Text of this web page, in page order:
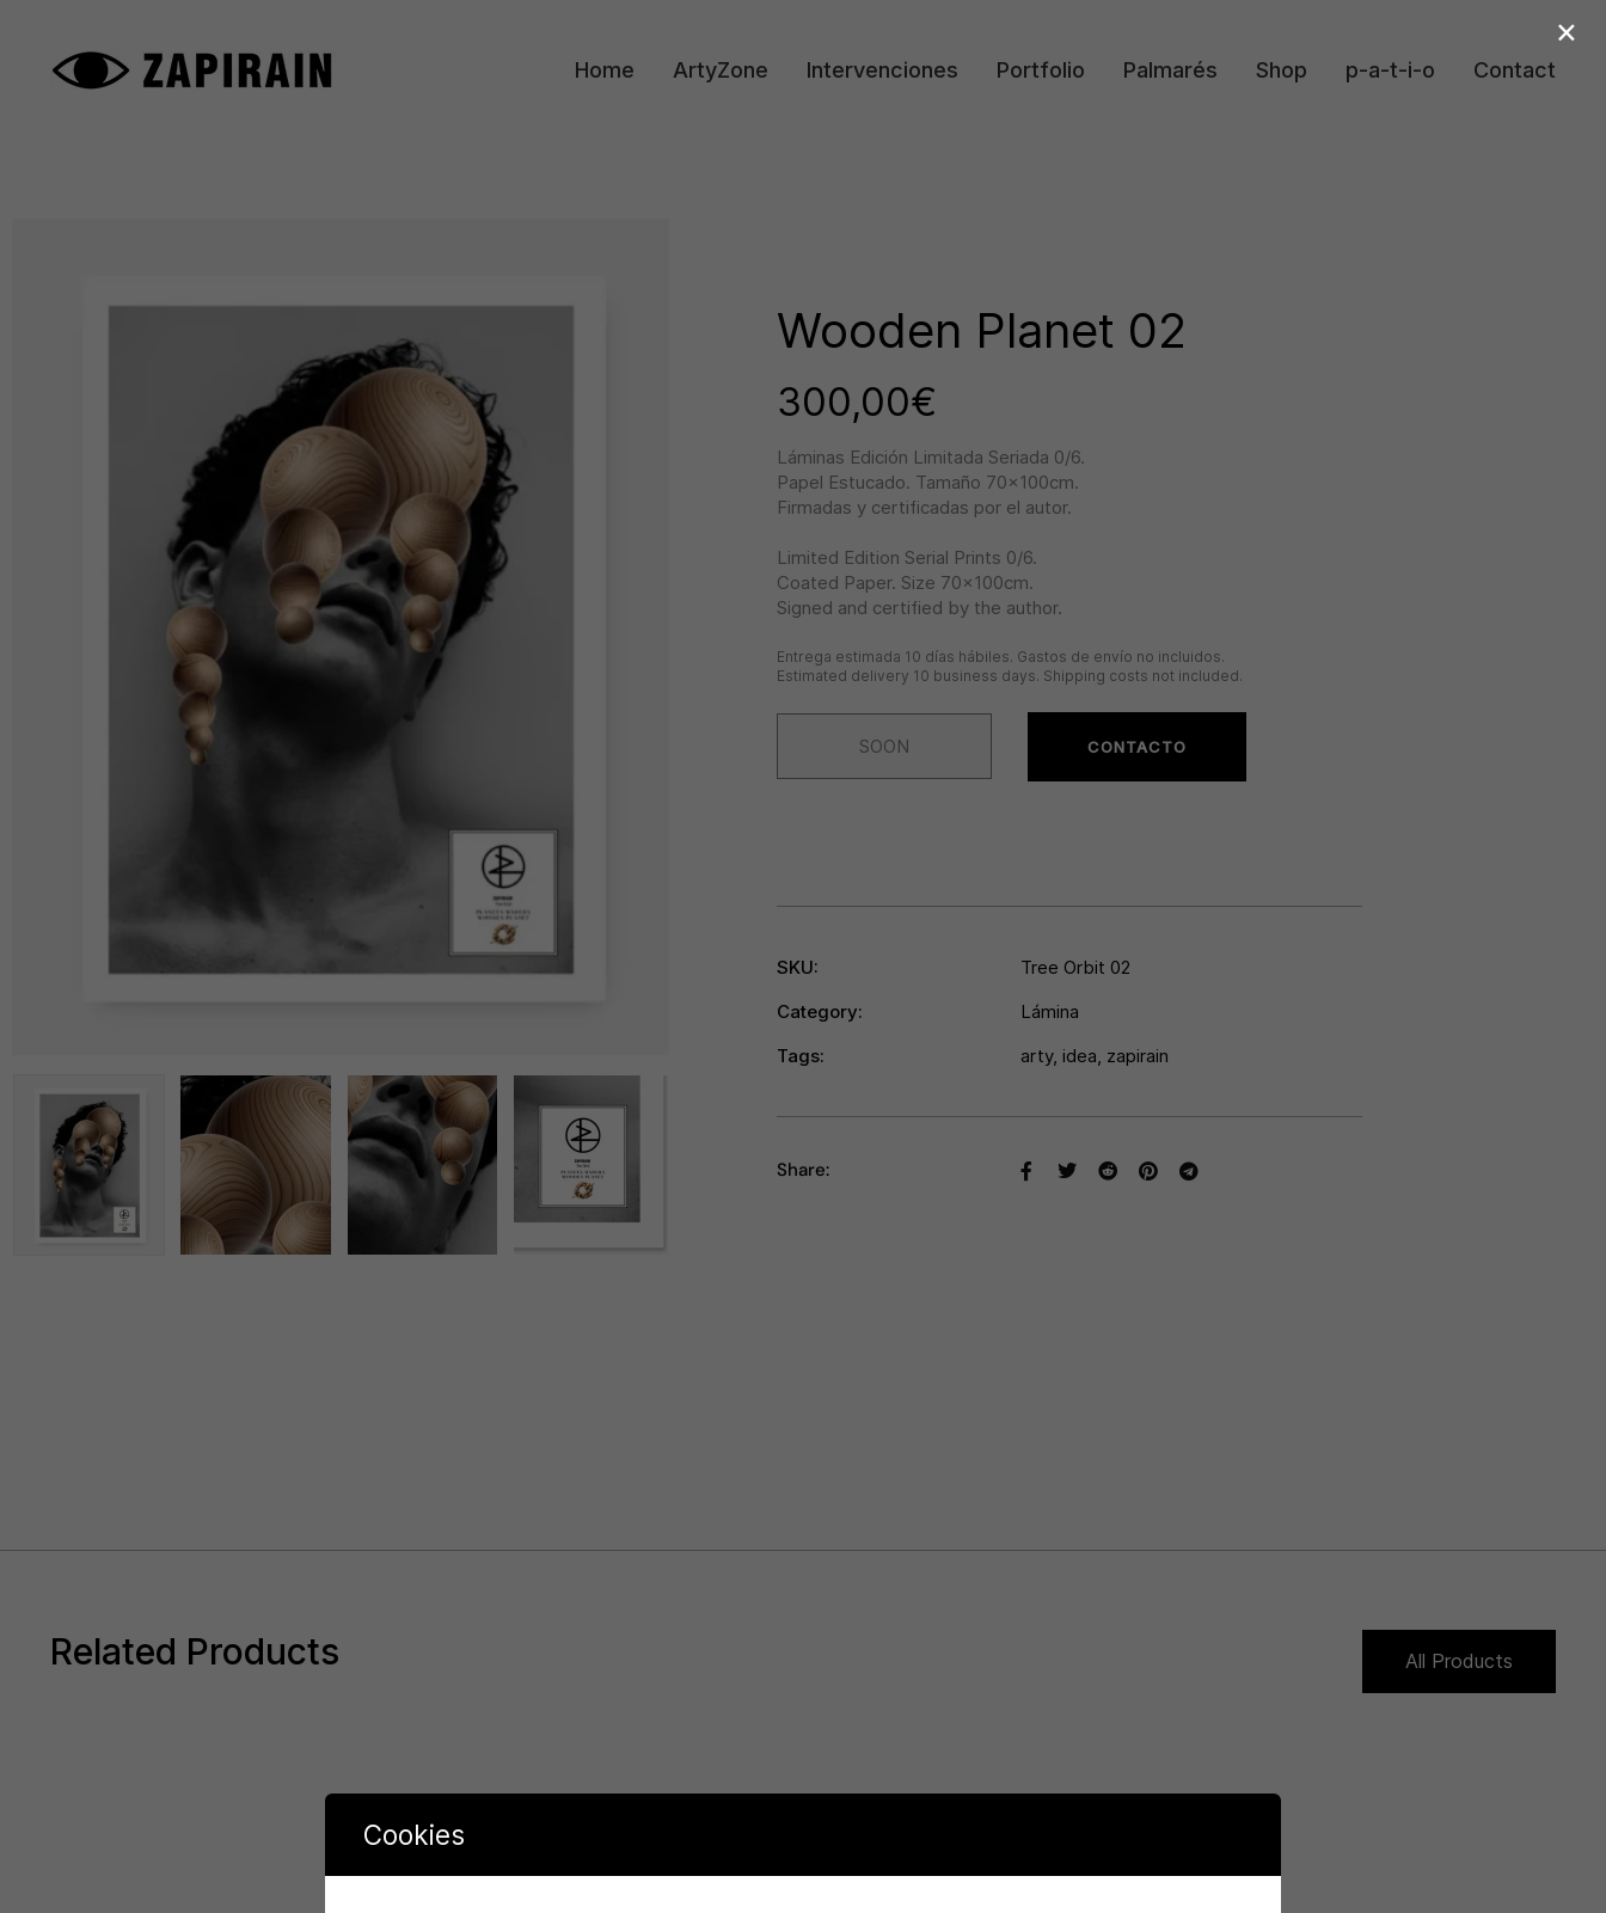
Home ArtyZone Intervenciones Portfolio Palmarés Shop p-a-t-i-o Contact
Wooden Planet 02
300,00€
Láminas Edición Limitada Seriada 0/6.
Papel Estucado. Tamaño 70x100cm.
Firmadas y certificadas por el autor.
Limited Edition Serial Prints 0/6.
Coated Paper. Size 70x100cm.
Signed and certified by the author.
Entrega estimada 10 días hábiles. Gastos de envío no incluidos.
Estimated delivery 10 business days. Shipping costs not included.
SOON CONTACTO
SKU:
Tree Orbit 02
Category:
Lámina
Tags:
arty, idea, zapirain
Share:
Related Products All Products
×
Cookies